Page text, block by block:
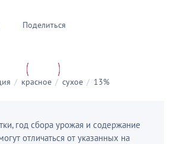
Поделиться
/ красное / сухое / 13%
год сбора урожая и содержание
отличаться от указанных на